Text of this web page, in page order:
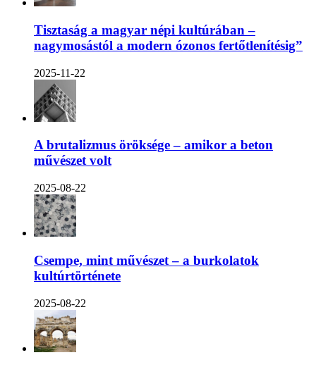
Tisztaság a magyar népi kultúrában –
nagymosástól a modern ózonos fertőtlenítésig”
2025-11-22
A brutalizmus öröksége – amikor a beton
művészet volt
2025-08-22
Csempe, mint művészet – a burkolatok
kultúrtörténete
2025-08-22